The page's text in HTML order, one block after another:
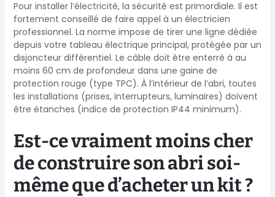
Pour installer l’électricité, la sécurité est primordiale. Il est
fortement conseillé de faire appel à un électricien
professionnel. La norme impose de tirer une ligne dédiée
depuis votre tableau électrique principal, protégée par un
disjoncteur différentiel. Le câble doit être enterré à au
moins 60 cm de profondeur dans une gaine de
protection rouge (type TPC). À l’intérieur de l’abri, toutes
les installations (prises, interrupteurs, luminaires) doivent
être étanches (indice de protection IP44 minimum).
Est-ce vraiment moins cher
de construire son abri soi-
même que d’acheter un kit ?